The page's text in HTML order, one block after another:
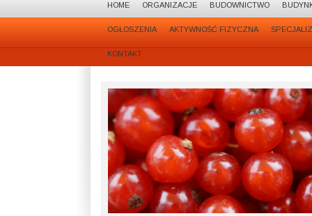
HOME ORGANIZACJE BUDOWNICTWO
OGŁOSZENIA AKTYWNOŚĆ FIZYCZNA
KONTAKT